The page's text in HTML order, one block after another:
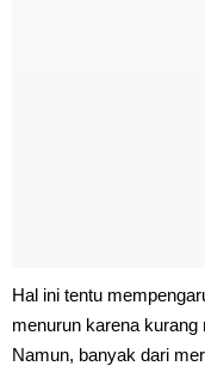
Hal ini tentu
menurun karena kurang
Namun, banyak dari